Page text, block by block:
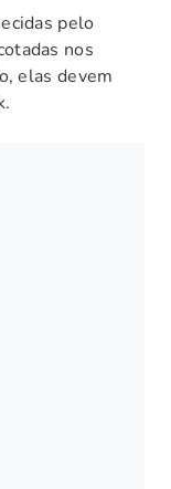
pelo
nos
elas devem